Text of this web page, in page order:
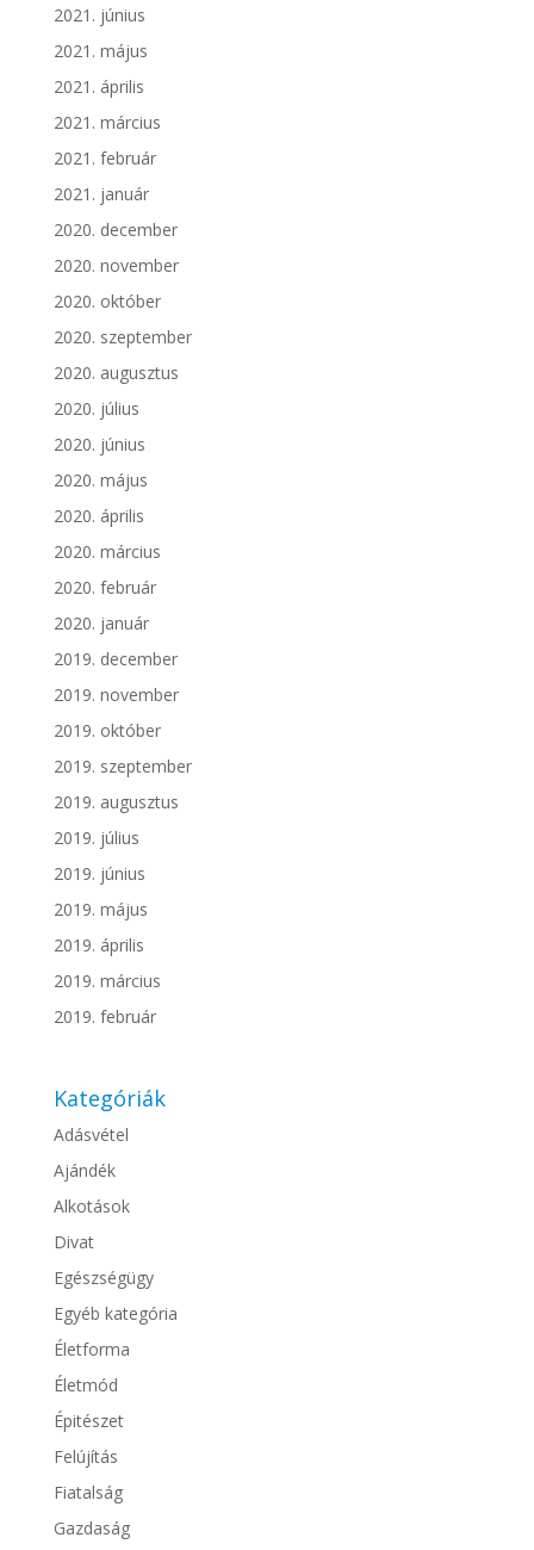
2021. június
2021. május
2021. április
2021. március
2021. február
2021. január
2020. december
2020. november
2020. október
2020. szeptember
2020. augusztus
2020. július
2020. június
2020. május
2020. április
2020. március
2020. február
2020. január
2019. december
2019. november
2019. október
2019. szeptember
2019. augusztus
2019. július
2019. június
2019. május
2019. április
2019. március
2019. február
Kategóriák
Adásvétel
Ajándék
Alkotások
Divat
Egészségügy
Egyéb kategória
Életforma
Életmód
Épitészet
Felújítás
Fiatalság
Gazdaság